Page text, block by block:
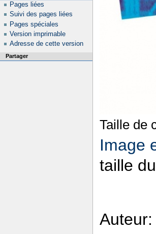
Taille de
Image
taille
Pages liées
Suivi des pages liées
Pages spéciales
Version imprimable
Adresse de cette version
Partager